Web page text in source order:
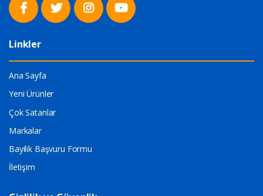
Linkler
Ana Sayfa
Yeni Ürünler
Çok Satanlar
Markalar
Bayilik Başvuru Formu
İletişim